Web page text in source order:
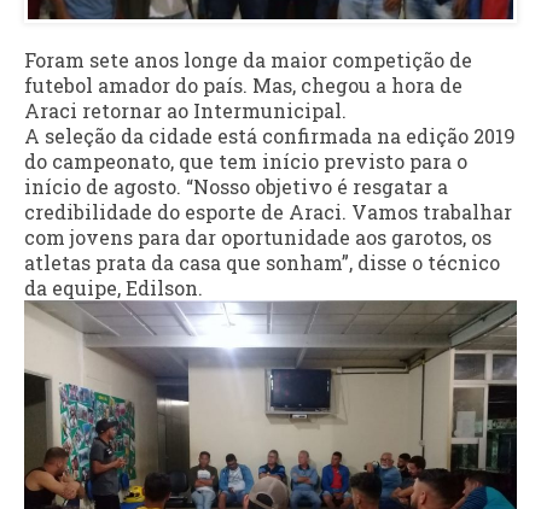
Foram sete anos longe da maior competição de
futebol amador do país. Mas, chegou a hora de
Araci retornar ao Intermunicipal.
A seleção da cidade está confirmada na edição 2019
do campeonato, que tem início previsto para o
início de agosto. “Nosso objetivo é resgatar a
credibilidade do esporte de Araci. Vamos trabalhar
com jovens para dar oportunidade aos garotos, os
atletas prata da casa que sonham”, disse o técnico
da equipe, Edilson.